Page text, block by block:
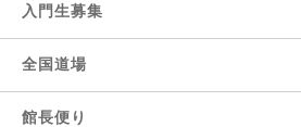
入門生募集
全国道場
館長便り